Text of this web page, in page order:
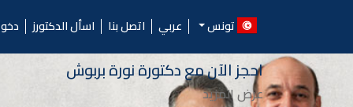
الدكتورز.. احجز موعد مع
اسأل الدكتورز اتصل بنا عربي
احجز الآن معدكتورةنورة بربوش
عرض المزيد